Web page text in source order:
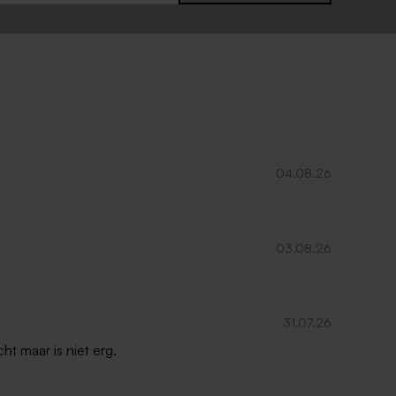
04.08.26
03.08.26
31.07.26
maar is niet erg.